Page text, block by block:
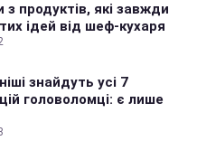
продуктів, які завжди
ідей від шеф-кухаря
знайдуть усі 7
головоломці: є лише